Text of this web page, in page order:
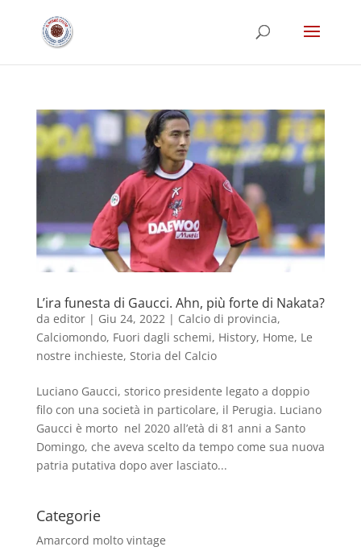
L’ira funesta di Gaucci. Ahn, più forte di Nakata?
da editor| Giu 24, 2022 | Calcio di provincia,
Calciomondo, Fuori dagli schemi, History, Home, Le
nostre inchieste, Storia del Calcio
Luciano Gaucci, storico presidente legato a doppio
filo con una società in particolare, il Perugia. Luciano
Gaucci è morto nel 2020 all’età di 81 anni a Santo
Domingo, che aveva scelto da tempo come sua nuova
patria putativa dopo aver lasciato...
Categorie
Amarcord molto vintage